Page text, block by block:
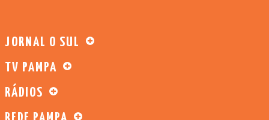
JORNAL O SUL
TV PAMPA
RÁDIOS